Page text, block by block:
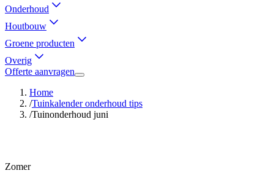
Onderhoud
Houtbouw
Groene producten
Overig
Offerte aanvragen
Home
/Tuinkalender onderhoud tips
/Tuinonderhoud juni
Zomer